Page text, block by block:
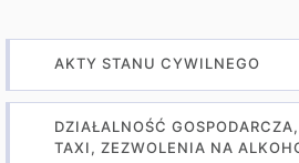
AKTY STANU CYWILNEGO
DZIAŁALNOŚĆ
TAXI, ZEZWOLENIA NA